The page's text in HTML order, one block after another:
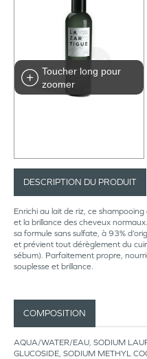
Toucher long pour
zoomer
DESCRIPTION DU PRODUIT
Enrichi au lait de riz, ce
et la brillance des cheveux
sa formule sans sulfate, à 93%
et prévient tout dérèglement du
sébum). Parfaitement propre,
souplesse et brillance.
COMPOSITION
AQUA/WATER/EAU, SODIUM
GLUCOSIDE, SODIUM METHYL